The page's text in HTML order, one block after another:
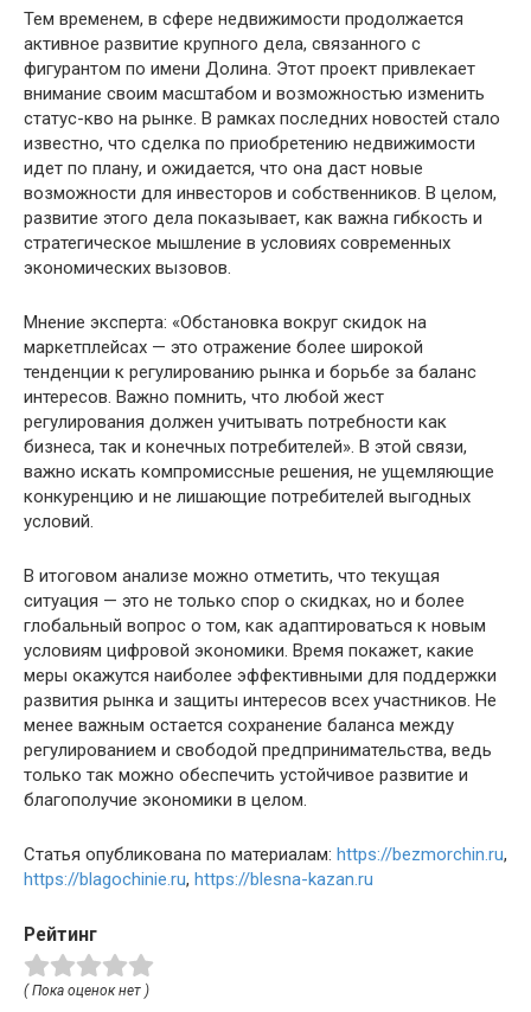
Тем временем, в сфере недвижимости продолжается
активное развитие крупного дела, связанного с
фигурантом по имени Долина. Этот проект привлекает
внимание своим масштабом и возможностью изменить
статус-кво на рынке. В рамках последних новостей стало
известно, что сделка по приобретению недвижимости
идет по плану, и ожидается, что она даст новые
возможности для инвесторов и собственников. В целом,
развитие этого дела показывает, как важна гибкость и
стратегическое мышление в условиях современных
экономических вызовов.
Мнение эксперта: «Обстановка вокруг скидок на
маркетплейсах — это отражение более широкой
тенденции к регулированию рынка и борьбе за баланс
интересов. Важно помнить, что любой жест
регулирования должен учитывать потребности как
бизнеса, так и конечных потребителей». В этой связи,
важно искать компромиссные решения, не ущемляющие
конкуренцию и не лишающие потребителей выгодных
условий.
В итоговом анализе можно отметить, что текущая
ситуация — это не только спор о скидках, но и более
глобальный вопрос о том, как адаптироваться к новым
условиям цифровой экономики. Время покажет, какие
меры окажутся наиболее эффективными для поддержки
развития рынка и защиты интересов всех участников. Не
менее важным остается сохранение баланса между
регулированием и свободой предпринимательства, ведь
только так можно обеспечить устойчивое развитие и
благополучие экономики в целом.
Статья опубликована по материалам: https://bezmorchin.ru,
https://blagochinie.ru, https://blesna-kazan.ru
Рейтинг
( Пока оценок нет )